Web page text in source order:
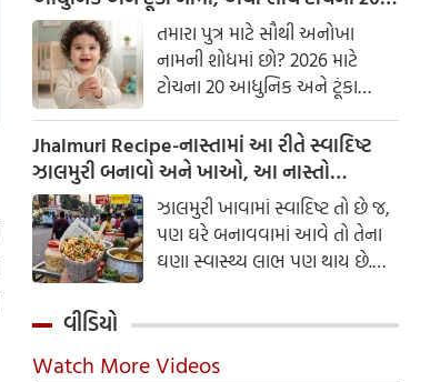
તેને બધી ઉંમરના લોકોમાં પ્રિય
બનાવે છે.
નામોની યાદી જુઓ.તમારા પુત્ર માટે સૌથી અનોખા
નામની શોધમાં છો? 2026 માટે
ટોચના 20 આધુનિક અને ટૂંકા
બાળક છોકરાના નામોની યાદી
તપાસો, અર્થો સાથે, જે તમારા
બાળકને એક સુંદર ઓળખ આપશે.
Jhalmuri Recipe-નાસ્તામાં આ રીતે સ્વાદિષ્ટ
ઝાલમુરી બનાવો અને ખાઓ, આ નાસ્તો
મસાલેદાર અને સ્વાદિષ્ટ છે.ઝાલમુરી ખાવામાં સ્વાદિષ્ટ તો છે જ,
પણ ઘરે બનાવવામાં આવે તો તેના
ઘણા સ્વાસ્થ્ય લાભ પણ થાય છે.
વીડિયો
Watch More Videos